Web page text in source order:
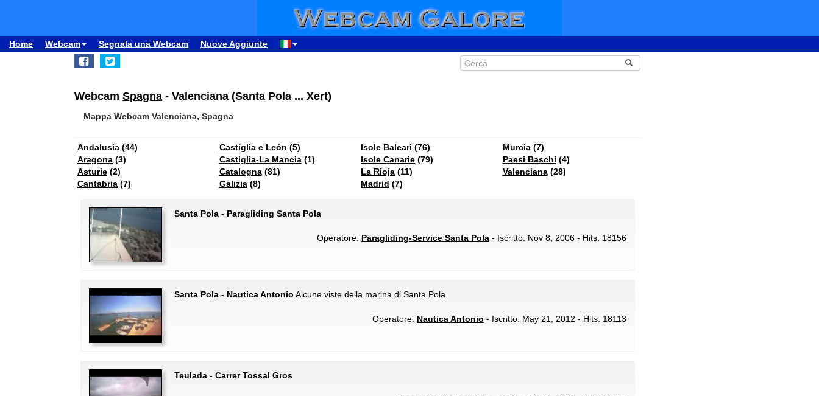
Home Webcam Segnala una Webcam Nuove Aggiunte
Webcam Spagna - Valenciana (Santa Pola ... Xert)
Mappa Webcam Valenciana, Spagna
Andalusia (44)
Aragona (3)
Asturie (2)
Cantabria (7)
Castiglia e León (5)
Castiglia-La Mancia(1)
Catalogna(81)
Galizia(8)
Isole Baleari (76)
Isole Canarie (79)
La Rioja (11)
Madrid (7)
Murcia(7)
Paesi Baschi (4)
Valenciana(28)
Santa Pola - Paragliding Santa Pola
Operatore: Paragliding-Service Santa Pola - Iscritto: Nov 8, 2006 - Hits: 18156
Santa Pola - Nautica Antonio Alcune viste della marina di Santa Pola.
Operatore: Nautica Antonio - Iscritto: May 21, 2012 - Hits: 18113
Teulada - Carrer Tossal Gros